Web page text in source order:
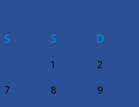
S S D
1
2
7 8
9